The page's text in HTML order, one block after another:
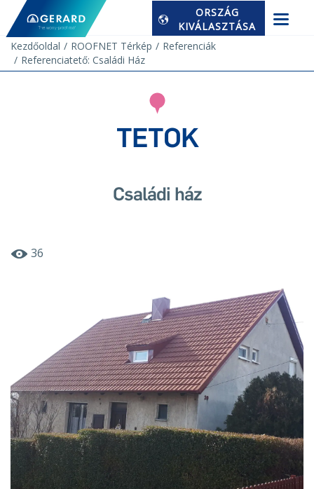
ORSZÁG
KIVÁLASZTÁSA
Kezdőoldal
ROOFNET Térkép
Referenciák
Referenciatető: Családi Ház
TETOK
Családi ház
36